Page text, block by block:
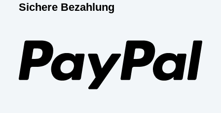
Sichere Bezahlung